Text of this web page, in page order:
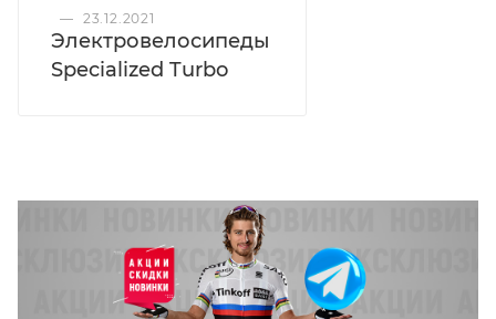
— 23.12.2021
Электровелосипеды
Specialized Turbo